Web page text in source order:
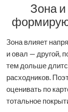
Зона
Зона влияет
и овал — другой,
тем дольше
расходников.
оценивать по
тотальное